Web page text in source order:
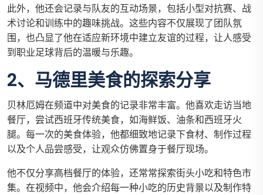
此外，他还会记录与队友的互动场景，包括小型对抗赛、战
术讨论和训练中的趣味挑战。这些内容不仅展现了团队氛
围，也凸显了他在适应新环境中建立友谊的过程，让人感受
到职业足球背后的温暖与乐趣。
2、马德里美食的探索分享
贝林厄姆在频道中对美食的记录非常丰富。他喜欢走访当地
餐厅，尝试西班牙传统美食，如海鲜饭、油条和西班牙火
腿。每一次的美食体验，他都细致地记录下食材、制作过程
以及个人品尝感受，让观众仿佛置身于餐厅现场。
他不仅分享高档餐厅的体验，还常常探索街头小吃和特色市
集。在视频中，他会介绍每一种小吃的历史背景以及制作特